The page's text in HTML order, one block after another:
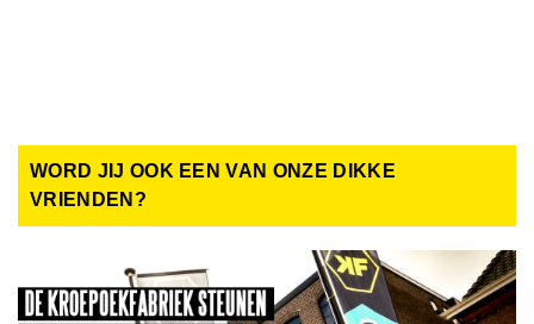
WORD JIJ OOK EEN VAN ONZE DIKKE
VRIENDEN?